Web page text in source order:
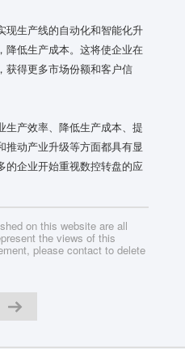
现生产线的自动化和智能化升
降低生产成本。这将使企业在
获得更多市场份额和客户信
生产效率、降低生产成本、提
推动产业升级等方面都具有显
的企业开始重视数控转盘的应
on this website are all
the views of this
please contact to delete